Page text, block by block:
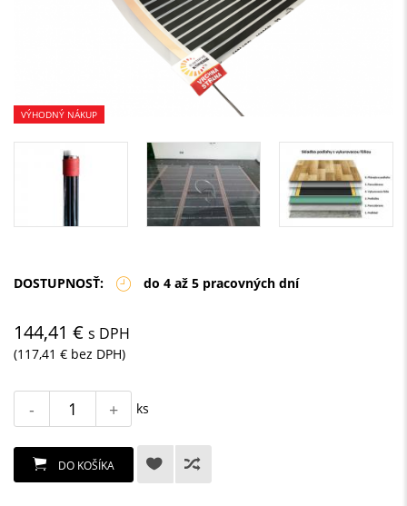
VÝHODNÝ NÁKUP
DOSTUPNOSŤ: do 4 až 5 pracovných dní
144,41 € s DPH
(117,41 € bez DPH)
- + ks
DO KOŠÍKA